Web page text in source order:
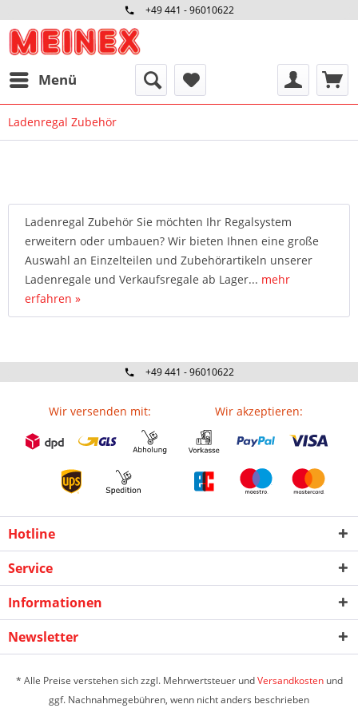
+49 441 - 96010622
Menü
Ladenregal Zubehör
Ladenregal Zubehör Sie möchten Ihr Regalsystem
erweitern oder umbauen? Wir bieten Ihnen eine große
Auswahl an Einzelteilen und Zubehörartikeln unserer
Ladenregale und Verkaufsregale ab Lager... mehr
erfahren »
+49 441 - 96010622
Wir versenden mit: Wir akzeptieren:
Hotline
Service
Informationen
Newsletter
* Alle Preise verstehen sich zzgl. Mehrwertsteuer undVersandkostenund
ggf. Nachnahmegebühren, wenn nicht anders beschrieben